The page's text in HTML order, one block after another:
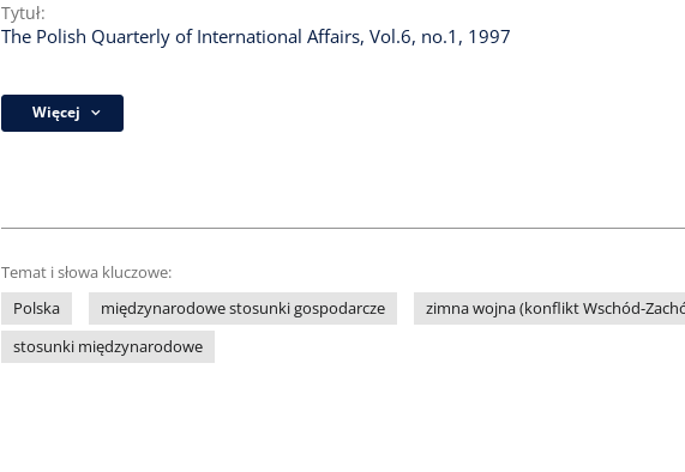
Tytuł:
The Polish Quarterly of International Affairs, Vol.6, no.1, 1997
Więcej
Temat i słowa kluczowe:
Polska
międzynarodowe stosunki gospodarcze zimna wojna (konflikt Wschód-
stosunki międzynarodowe